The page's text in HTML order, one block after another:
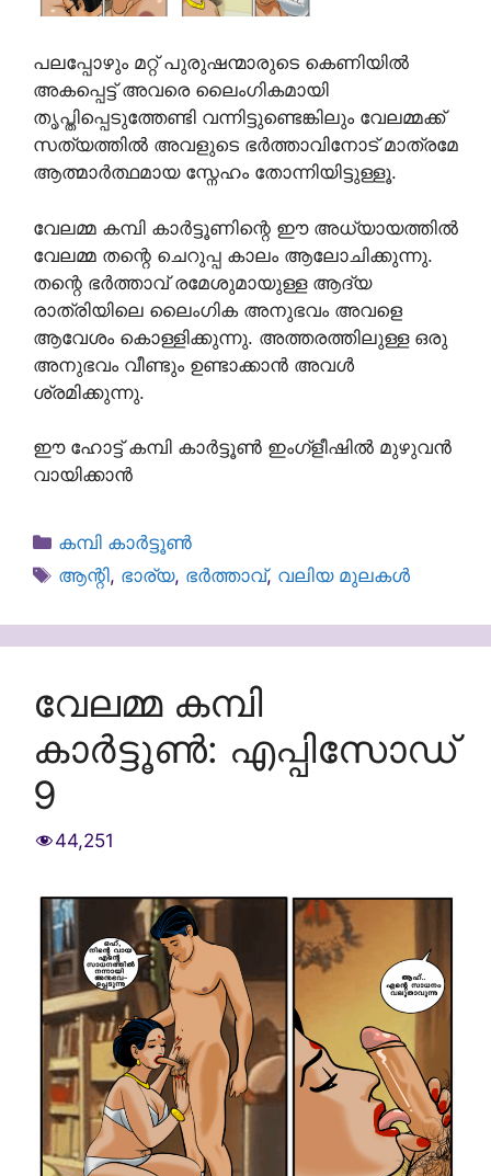
പലപ്പോഴും മറ്റ് പുരുഷന്മാരുടെ കെണിയിൽ
അകപ്പെട്ട് അവരെ ലൈംഗികമായി
തൃപ്തിപ്പെടുത്തേണ്ടി വന്നിട്ടുണ്ടെങ്കിലും വേലമ്മക്ക്
സത്യത്തിൽ അവളുടെ ഭർത്താവിനോട് മാത്രമേ
ആത്മാർത്ഥമായ സ്നേഹം തോന്നിയിട്ടുള്ളൂ.
വേലമ്മ കമ്പി കാർട്ടൂണിന്റെ ഈ അധ്യായത്തിൽ
വേലമ്മ തന്റെ ചെറുപ്പ കാലം ആലോചിക്കുന്നു.
തന്റെ ഭർത്താവ് രമേശുമായുള്ള ആദ്യ
രാത്രിയിലെ ലൈംഗിക അനുഭവം അവളെ
ആവേശം കൊള്ളിക്കുന്നു. അത്തരത്തിലുള്ള ഒരു
അനുഭവം വീണ്ടും ഉണ്ടാക്കാൻ അവൾ
ശ്രമിക്കുന്നു.
ഈ ഹോട്ട് കമ്പി കാർട്ടൂൺ ഇംഗ്ളീഷിൽ മുഴുവൻ
വായിക്കാൻ
Categories
കമ്പി കാർട്ടൂൺ
Tags
ആന്റി, ഭാര്യ, ഭർത്താവ്, വലിയ മുലകൾ
വേലമ്മ കമ്പി
കാർട്ടൂൺ: എപ്പിസോഡ്
9
44,251